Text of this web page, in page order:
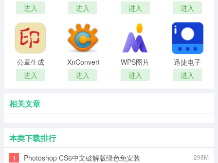
大师正版
进入
文件图标
提取工具)
进入
One
pro(飞思
相机)
进入
压缩大师
官方版
进入
公章生成
器
进入
XnConvert(图
片格式批
量转换工
进入
WPS图片
高清版
进入
迅捷电子
相册
进入
相关文章
本类下载排行
1 Photoshop CS6中文破解版绿色免安装 298M